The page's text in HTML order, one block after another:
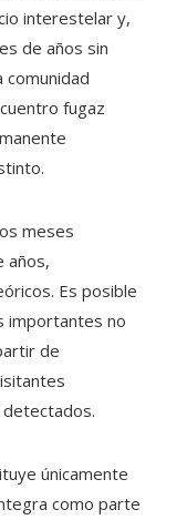
interestelar y,
de años sin
fugaz
meses
años,
Es posible
importantes no
de
únicamente
como parte